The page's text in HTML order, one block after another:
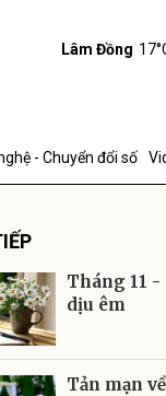
Lâm Đồng
- Chuyển đổi số
Tháng 11 -
dịu êm
Tản mạn